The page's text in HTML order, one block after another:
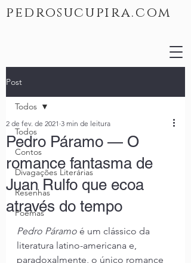
pedrosucupira.com
Post
Todos
Contos
Divagações Literárias
Resenhas
Poemas
Todos
Pedro Páramo — O
romance fantasma de
Juan Rulfo que ecoa
através do tempo
2 de fev. de 2021 3 min de leitura
Pedro Páramo é um clássico da
literatura latino-americana e,
paradoxalmente, o único romance